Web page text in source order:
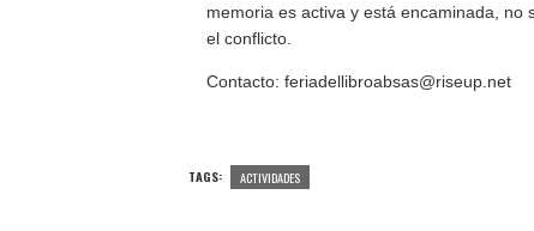
memoria es activa y está encaminada, no
el conflicto.
Contacto: feriadellibroabsas@riseup.net
TAGS: ACTIVIDADES